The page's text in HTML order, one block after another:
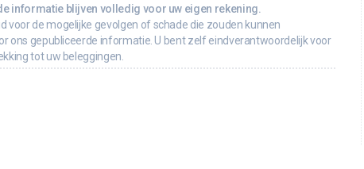
informatie blijven volledig voor uw eigen rekening.
voor de mogelijke gevolgen of schade die zouden kunnen
ons gepubliceerde informatie. U bent zelf eindverantwoordelijk voor
tot uw beleggingen.